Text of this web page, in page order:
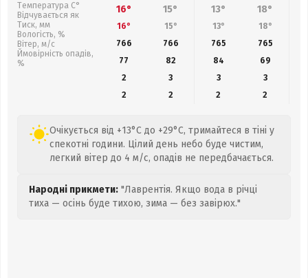
Температура С°
Відчувається як
Тиск, мм
Вологість, %
Вітер, м/с
Ймовірність опадів,
%
16° 15° 13° 18°
16° 15° 13° 18°
766
766 765 765
77
82 84
69
2
3 3
3
2
2 2 2
Очікується від +13°C до +29°C, тримайтеся в тіні у
спекотні години. Цілий день небо буде чистим,
легкий вітер до 4 м/с, опадів не передбачається.
Народні прикмети: "Лаврентія. Якщо вода в річці
тиха — осінь буде тихою, зима — без завірюх."